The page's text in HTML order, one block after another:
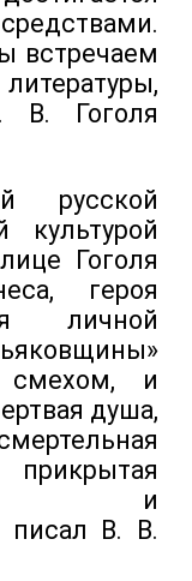
встречаем
В. Гоголя
русской
культурой
Гоголя
героя
личной
смехом, и
душа,
и
писал В. В.